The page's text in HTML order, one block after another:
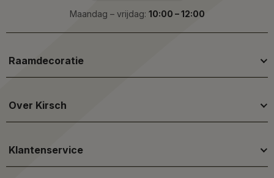
Maandag – vrijdag: 10:00 – 12:00
Raamdecoratie
Over Kirsch
Klantenservice